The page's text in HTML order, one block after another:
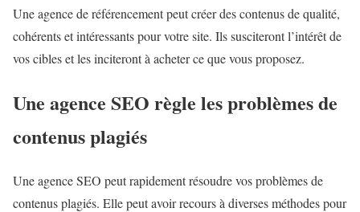
Une agence de référencement peut créer des contenus de qualité,
cohérents et intéressants pour votre site. Ils susciteront l’intérêt de
vos cibles et les inciteront à acheter ce que vous proposez.
Une agence SEO règle les problèmes de
contenus plagiés
Une agence SEO peut rapidement résoudre vos problèmes de
contenus plagiés. Elle peut avoir recours à diverses méthodes pour